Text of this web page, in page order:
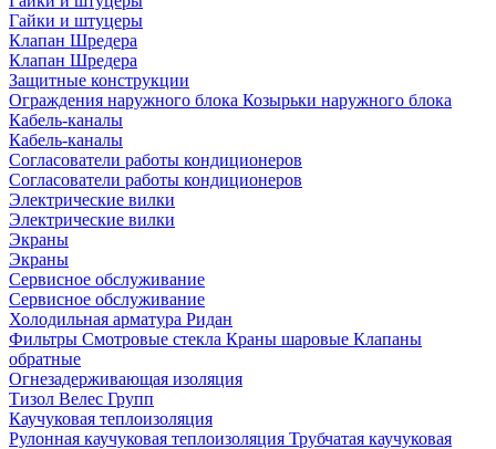
Гайки и штуцеры
Клапан Шредера
Клапан Шредера
Защитные конструкции
Ограждения наружного блока Козырьки наружного блока
Кабель-каналы
Кабель-каналы
Согласователи работы кондиционеров
Согласователи работы кондиционеров
Электрические вилки
Электрические вилки
Экраны
Экраны
Сервисное обслуживание
Сервисное обслуживание
Холодильная арматура Ридан
Фильтры Смотровые стекла Краны шаровые Клапаны
обратные
Огнезадерживающая изоляция
Тизол Велес Групп
Каучуковая теплоизоляция
Рулонная каучуковая теплоизоляция Трубчатая каучуковая